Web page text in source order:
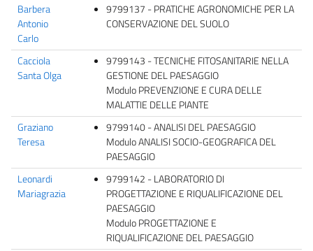
Barbera
Antonio
Carlo
9799137 - PRATICHE AGRONOMICHE PER LA
CONSERVAZIONE DEL SUOLO
Cacciola
Santa Olga
9799143 - TECNICHE FITOSANITARIE NELLA
GESTIONE DEL PAESAGGIO
Modulo PREVENZIONE E CURA DELLE
MALATTIE DELLE PIANTE
Graziano
Teresa
9799140 - ANALISI DEL PAESAGGIO
Modulo ANALISI SOCIO-GEOGRAFICA DEL
PAESAGGIO
Leonardi
Mariagrazia
9799142 - LABORATORIO DI
PROGETTAZIONE E RIQUALIFICAZIONE DEL
PAESAGGIO
Modulo PROGETTAZIONE E
RIQUALIFICAZIONE DEL PAESAGGIO